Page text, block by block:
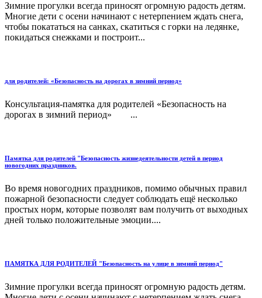
Зимние прогулки всегда приносят огромную радость детям.
Многие дети с осени начинают с нетерпением ждать снега,
чтобы покататься на санках, скатиться с горки на ледянке,
покидаться снежками и построит...
для родителей: «Безопасность на дорогах в зимний период»
Консультация-памятка для родителей «Безопасность на
дорогах в зимний период» ...
Памятка для родителей "Безопасность жизнедеятельности детей в период
новогодних праздников.
Во время новогодних праздников, помимо обычных правил
пожарной безопасности следует соблюдать ещё несколько
простых норм, которые позволят вам получить от выходных
дней только положительные эмоции....
ПАМЯТКА ДЛЯ РОДИТЕЛЕЙ "Безопасность на улице в зимний период"
Зимние прогулки всегда приносят огромную радость детям.